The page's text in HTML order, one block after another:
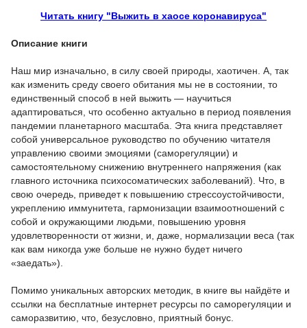
Читать книгу "Выжить в хаосе коронавируса"
Описание книги
Наш мир изначально, в силу своей природы, хаотичен. А, так
как изменить среду своего обитания мы не в состоянии, то
единственный способ в ней выжить — научиться
адаптироваться, что особенно актуально в период появления
пандемии планетарного масштаба. Эта книга представляет
собой универсальное руководство по обучению читателя
управлению своими эмоциями (саморегуляции) и
самостоятельному снижению внутреннего напряжения (как
главного источника психосоматических заболеваний). Что, в
свою очередь, приведет к повышению стрессоустойчивости,
укреплению иммунитета, гармонизации взаимоотношений с
собой и окружающими людьми, повышению уровня
удовлетворенности от жизни, и, даже, нормализации веса (так
как вам никогда уже больше не нужно будет ничего
«заедать»).
Помимо уникальных авторских методик, в книге вы найдёте и
ссылки на бесплатные интернет ресурсы по саморегуляции и
саморазвитию, что, безусловно, приятный бонус.